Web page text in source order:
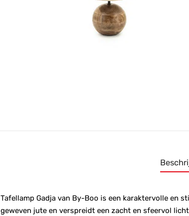
Tafellamp Gadja van By-Boo is een karaktervolle en
geweven jute en verspreidt een zacht en sfeervol